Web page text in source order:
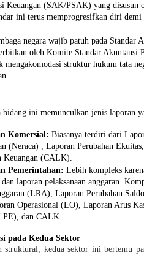
Keuangan (SAK/PSAK) yang disusun
ini terus memprogresifkan diri demi
negara wajib patuh pada Standar
oleh Komite Standar Akuntansi
struktur hukum tata
ini memunculkan jenis laporan
Komersial: Biasanya terdiri dari
(Neraca) , Laporan Perubahan
Keuangan (CALK).
Pemerintahan: Lebih kompleks
laporan pelaksanaan anggaran.
(LRA), Laporan Perubahan
Operasional (LO), Laporan Arus
dan CALK.
pada Kedua Sektor
struktural, kedua sektor ini bertemu